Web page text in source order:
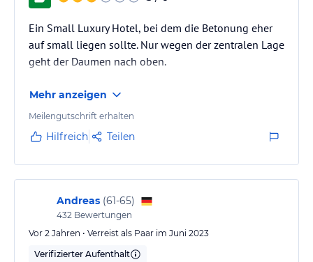
Ein Small Luxury Hotel, bei dem die Betonung eher
auf small liegen sollte. Nur wegen der zentralen Lage
geht der Daumen nach oben.
Mehr anzeigen
Meilengutschrift erhalten
Hilfreich Teilen
Andreas (61-65)
432 Bewertungen
Vor 2 Jahren • Verreist als Paar im Juni 2023
Verifizierter Aufenthalt